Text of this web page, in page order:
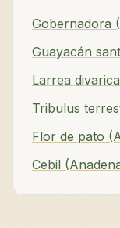
Gobernadora
Guayacán
Larrea
Tribulus
Flor de pato
Cebil